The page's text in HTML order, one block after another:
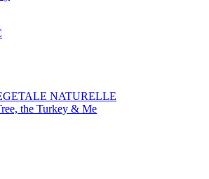
NATURELLE
the Turkey & Me